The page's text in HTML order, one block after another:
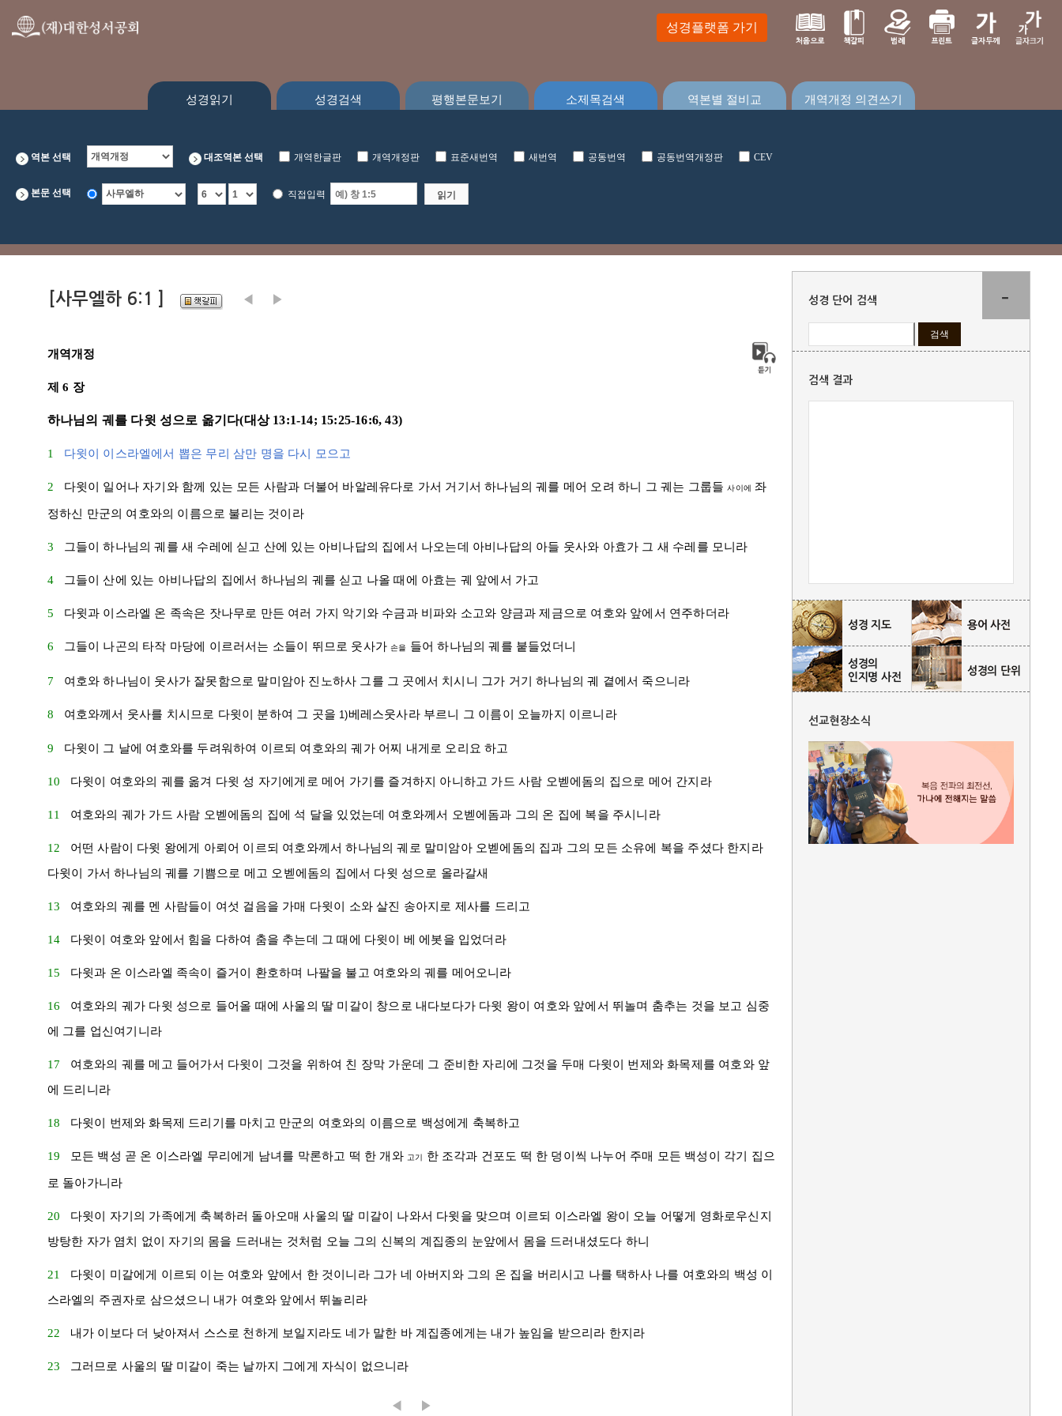
성경플랫폼 가기
성경읽기 성경검색 평행본문보기 소제목검색 역본별 절비교 개역개정 의견쓰기
역본 선택 대조역본 선택 개역한글판 개역개정판 표준새번역 새번역 공동번역 공동번역개정판 CEV
본문 선택 직접입력
[사무엘하 6:1 ]
개역개정
제 6 장
하나님의 궤를 다윗 성으로 옮기다(대상 13:1-14; 15:25-16:6,43)
1 다윗이 이스라엘에서 뽑은 무리 삼만 명을 다시 모으고
2 다윗이 일어나 자기와 함께 있는 모든 사람과 더불어 바알레유다로 가서 거기서 하나님의 궤를 메어 오려 하니 그 궤는 그룹들사이에 좌
정하신 만군의 여호와의 이름으로 불리는 것이라
3 그들이 하나님의 궤를 새 수레에 싣고 산에 있는 아비나답의 집에서 나오는데 아비나답의 아들 웃사와 아효가 그 새 수레를 모니라
4 그들이 산에 있는 아비나답의 집에서 하나님의 궤를 싣고 나올 때에 아효는 궤 앞에서 가고
5 다윗과 이스라엘 온 족속은 잣나무로 만든 여러 가지 악기와 수금과 비파와 소고와 양금과 제금으로 여호와 앞에서 연주하더라
6 그들이 나곤의 타작 마당에 이르러서는 소들이 뛰므로 웃사가손을 들어 하나님의 궤를 붙들었더니
7 여호와 하나님이 웃사가 잘못함으로 말미암아 진노하사 그를 그 곳에서 치시니 그가 거기 하나님의 궤 곁에서 죽으니라
8 여호와께서 웃사를 치시므로 다윗이 분하여 그 곳을 1)베레스웃사라 부르니 그 이름이 오늘까지 이르니라
9 다윗이 그 날에 여호와를 두려워하여 이르되 여호와의 궤가 어찌 내게로 오리요 하고
10 다윗이 여호와의 궤를 옮겨 다윗 성 자기에게로 메어 가기를 즐겨하지 아니하고 가드 사람 오벧에돔의 집으로 메어 간지라
11 여호와의 궤가 가드 사람 오벧에돔의 집에 석 달을 있었는데 여호와께서 오벧에돔과 그의 온 집에 복을 주시니라
12 어떤 사람이 다윗 왕에게 아뢰어 이르되 여호와께서 하나님의 궤로 말미암아 오벧에돔의 집과 그의 모든 소유에 복을 주셨다 한지라
다윗이 가서 하나님의 궤를 기쁨으로 메고 오벧에돔의 집에서 다윗 성으로 올라갈새
13 여호와의 궤를 멘 사람들이 여섯 걸음을 가매 다윗이 소와 살진 송아지로 제사를 드리고
14 다윗이 여호와 앞에서 힘을 다하여 춤을 추는데 그 때에 다윗이 베에봇을 입었더라
15 다윗과 온 이스라엘 족속이 즐거이 환호하며 나팔을 불고 여호와의 궤를 메어오니라
16 여호와의 궤가 다윗 성으로 들어올 때에사울의 딸 미갈이 창으로 내다보다가 다윗 왕이 여호와 앞에서 뛰놀며 춤추는 것을 보고 심중
에 그를 업신여기니라
17 여호와의 궤를 메고 들어가서 다윗이 그것을 위하여 친 장막 가운데 그 준비한 자리에 그것을 두매 다윗이 번제와 화목제를 여호와 앞
에 드리니라
18 다윗이 번제와 화목제 드리기를 마치고 만군의 여호와의 이름으로 백성에게 축복하고
19 모든 백성 곧 온 이스라엘 무리에게 남녀를 막론하고 떡 한 개와 고기 한 조각과 건포도 떡 한 덩이씩 나누어 주매 모든 백성이 각기 집으
로 돌아가니라
20 다윗이 자기의 가족에게 축복하러 돌아오매사울의 딸 미갈이 나와서 다윗 을 맞으며 이르되 이스라엘 왕이 오늘 어떻게 영화로우신지
방탕한 자가 염치 없이 자기의 몸을 드러내는 것처럼 오늘 그의 신복의 계집종의 눈앞에서 몸을 드러내셨도다 하니
21 다윗이 미갈에게 이르되 이는 여호와 앞에서 한 것이니라 그가 네 아버지와 그의 온 집을 버리시고 나를 택하사 나를 여호와의 백성 이
스라엘의 주권자로 삼으셨으니 내가 여호와 앞에서 뛰놀리라
22 내가 이보다 더 낮아져서 스스로 천하게 보일지라도 네가 말한 바 계집종에게는 내가 높임을 받으리라 한지라
23 그러므로 사울의 딸 미갈이 죽는 날까지 그에게 자식이 없으니라
성경 단어 검색 -
검색 결과
선교현장소식